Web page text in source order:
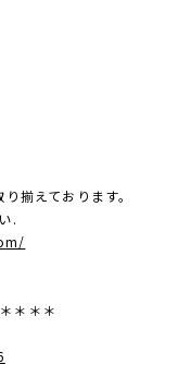
揃えております。
.
＊＊＊